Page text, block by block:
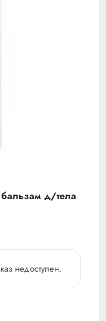
бальзам д/тела
недоступен.